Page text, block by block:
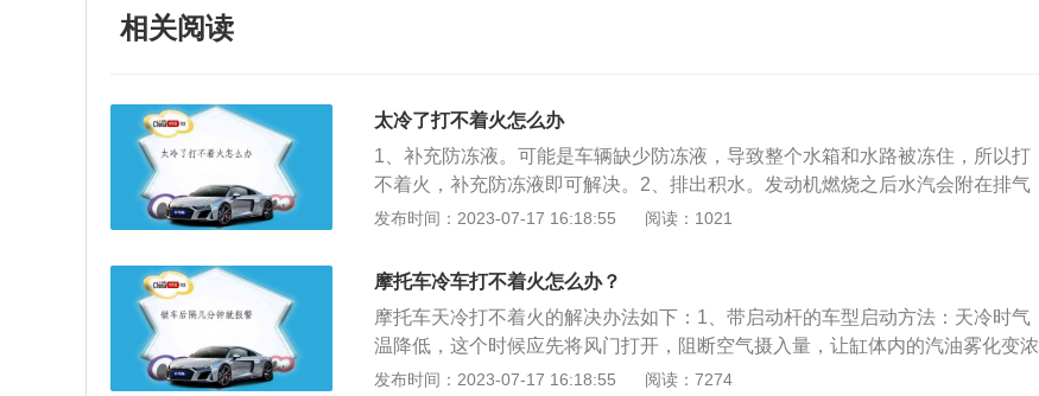
相关阅读
太冷了打不着火怎么办
1、补充防冻液。可能是车辆缺少防冻液，导致整个水箱和水路被冻住，所以打
不着火，补充防冻液即可解决。2、排出积水。发动机燃烧之后水汽会附在排气
管的某些部位上冻结，造成打不着火的情况发生，应该及时将排气管中的积水排
火，需要及时对节气门积碳进行清理。4、更换火花塞。火花塞故障、损坏也会
造成车辆打不着火，车主应该及时拆下火花塞检查并进行更换。5、更换机油。
天气变冷，机油的粘度会随之变大，流动困难，打火自然也会比较困难，可以更
换适合粘度的机油。6、补充电量。车辆蓄电池亏电也会导致打火困难，需要补
充蓄电池电量。7、更换蓄电池。可能是蓄电池长期使用已经老化造成打不着火
发布时间：2023-07-17 16:18:55 阅读：1021
摩托车冷车打不着火怎么办？
摩托车天冷打不着火的解决办法如下：1、带启动杆的车型启动方法：天冷时气
温降低，这个时候应先将风门打开，阻断空气摄入量，让缸体内的汽油雾化变浓
后再空踩几次启动杆打开电门。要注意顺序，否则容易淹了火花塞。如发现火花
发布时间：2023-07-17 16:18:55 阅读：7274